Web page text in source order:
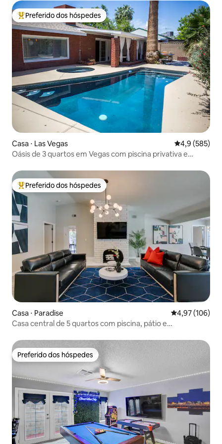
Entre os melhores preferidos dos hóspedes
Preferido dos hóspedes
Casa ⋅ Las Vegas 4,9 de uma
4,9 (585)
Oásis de 3 quartos em Vegas com piscina privativa e
Entre os melhores preferidos dos hóspedes
Preferido dos hóspedes
Casa ⋅ Paradise 4,97 de uma
4,97 (106)
Casa central de 5 quartos com piscina, pátio e
Preferido dos hóspedes
Preferido dos hóspedes